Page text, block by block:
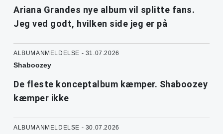
Ariana Grandes nye album vil splitte fans.
Jeg ved godt, hvilken side jeg er på
ALBUMANMELDELSE - 31.07.2026
Shaboozey
De fleste konceptalbum kæmper. Shaboozey
kæmper ikke
ALBUMANMELDELSE - 30.07.2026